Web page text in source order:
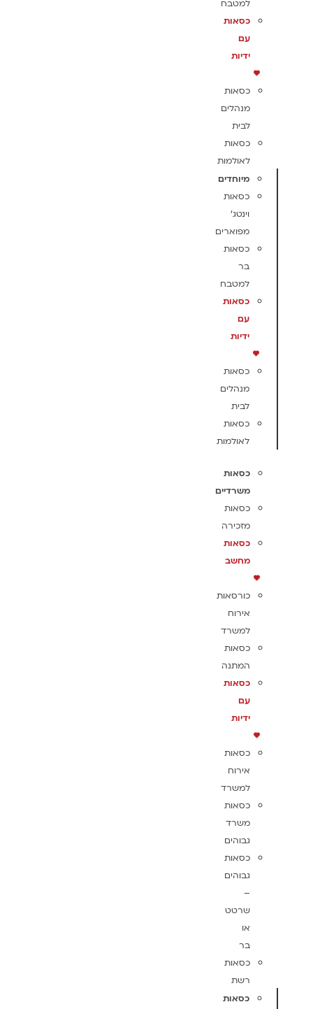
למטבח
כסאות
עם
ידיות
כסאות
מנהלים
לבית
כסאות
לאולמות
מיוחדים
כסאות
וינטג'
מפוארים
כסאות
בר
למטבח
כסאות
עם
ידיות
כסאות
מנהלים
לבית
כסאות
לאולמות
כסאות
משרדיים
כסאות
מזכירה
כסאות
מחשב
כורסאות
אירוח
למשרד
כסאות
המתנה
כסאות
עם
ידיות
כסאות
אירוח
למשרד
כסאות
משרד
גבוהים
כסאות
גבוהים
–
שרטט
או
בר
כסאות
רשת
כסאות